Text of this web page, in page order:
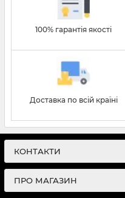
100% гарантія якості
Доставка по всій країні
КОНТАКТИ
ПРО МАГАЗИН